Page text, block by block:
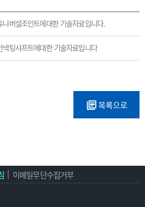
니버셜조인트에대한 기술자료입니다.
넥팅샤프트에대한 기술자료입니다
목록으로
이메일무단수집거부